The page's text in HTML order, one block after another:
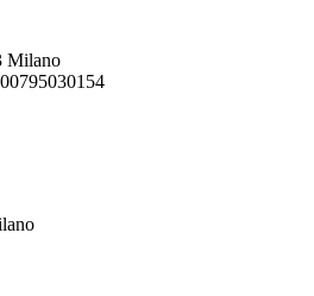
Milano